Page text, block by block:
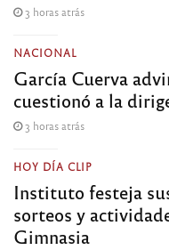
3 horas atrás
NACIONAL
García Cuerva
cuestionó a la
3 horas atrás
HOY DÍA CLIP
Instituto festeja
sorteos y
Gimnasia